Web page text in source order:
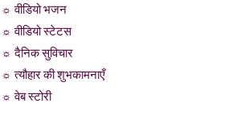
☼ वीडियो भजन
☼ वीडियो स्टेटस
☼ दैनिक सुविचार
☼ त्यौहार की शुभकामनाएँ
☼ वेब स्टोरी